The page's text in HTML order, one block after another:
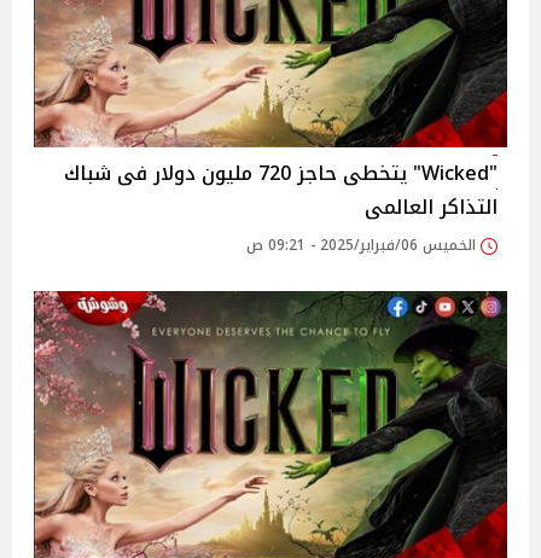
"Wicked" يتخطى حاجز 720 مليون دولار فى شباك
التذاكر العالمى
الخميس 06/فبراير/2025 - 09:21 ص